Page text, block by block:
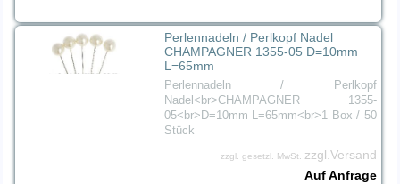
Perlennadeln / Perlkopf Nadel
CHAMPAGNER 1355-05 D=10mm
L=65mm
Perlennadeln / Perlkopf
Nadel<br>CHAMPAGNER 1355-
05<br>D=10mm L=65mm<br>1 Box / 50
Stück
zzgl. gesetzl. MwSt.
zzgl.Versand
Auf Anfrage